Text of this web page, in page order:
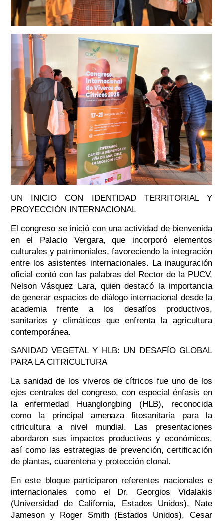
UN INICIO CON IDENTIDAD TERRITORIAL Y
PROYECCIÓN INTERNACIONAL
El congreso se inició con una actividad de bienvenida
en el Palacio Vergara, que incorporó elementos
culturales y patrimoniales, favoreciendo la integración
entre los asistentes internacionales. La inauguración
oficial contó con las palabras del Rector de la PUCV,
Nelson Vásquez Lara, quien destacó la importancia
de generar espacios de diálogo internacional desde la
academia frente a los desafíos productivos,
sanitarios y climáticos que enfrenta la agricultura
contemporánea.
SANIDAD VEGETAL Y HLB: UN DESAFÍO GLOBAL
PARA LA CITRICULTURA
La sanidad de los viveros de cítricos fue uno de los
ejes centrales del congreso, con especial énfasis en
la enfermedad Huanglongbing (HLB), reconocida
como la principal amenaza fitosanitaria para la
citricultura a nivel mundial. Las presentaciones
abordaron sus impactos productivos y económicos,
así como las estrategias de prevención, certificación
de plantas, cuarentena y protección clonal.
En este bloque participaron referentes nacionales e
internacionales como el Dr. Georgios Vidalakis
(Universidad de California, Estados Unidos), Nate
Jameson y Roger Smith (Estados Unidos), Cesar